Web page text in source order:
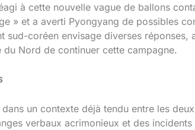
à cette nouvelle vague de ballons
» et a averti Pyongyang de possibles
sud-coréen envisage diverses
Nord de continuer cette campagne.
un contexte déjà tendu entre les
verbaux acrimonieux et des